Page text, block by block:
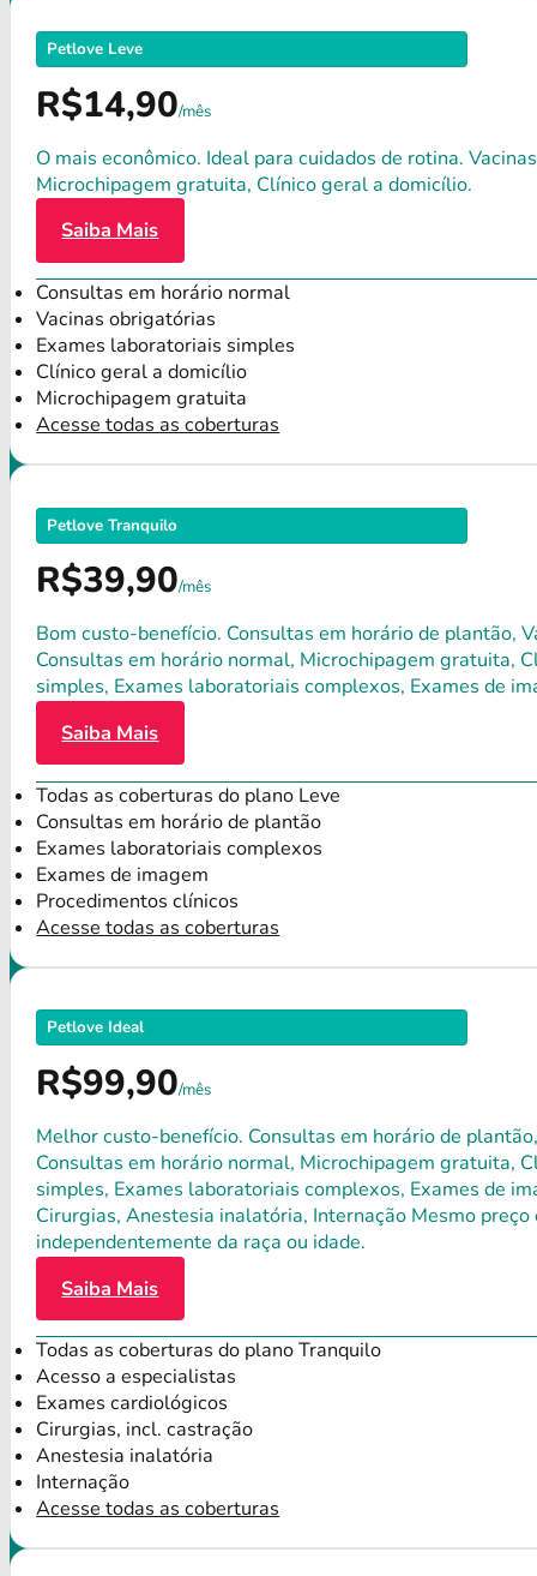
Petlove Leve
R$14,90/mês
O mais econômico. Ideal para cuidados de rotina.
Microchipagem gratuita, Clínico geral a domicílio.
Saiba Mais
Consultas em horário normal
Vacinas obrigatórias
Exames laboratoriais simples
Clínico geral a domicílio
Microchipagem gratuita
Acesse todas as coberturas
Petlove Tranquilo
R$39,90/mês
Bom custo-benefício. Consultas em horário de plantão,
Consultas em horário normal, Microchipagem gratuita,
simples, Exames laboratoriais complexos, Exames de
Saiba Mais
Todas as coberturas do plano Leve
Consultas em horário de plantão
Exames laboratoriais complexos
Exames de imagem
Procedimentos clínicos
Acesse todas as coberturas
Petlove Ideal
R$99,90/mês
Melhor custo-benefício. Consultas em horário de
Consultas em horário normal, Microchipagem gratuita,
simples, Exames laboratoriais complexos, Exames de
Cirurgias, Anestesia inalatória, Internação Mesmo
independentemente da raça ou idade.
Saiba Mais
Todas as coberturas do plano Tranquilo
Acesso a especialistas
Exames cardiológicos
Cirurgias, incl. castração
Anestesia inalatória
Internação
Acesse todas as coberturas